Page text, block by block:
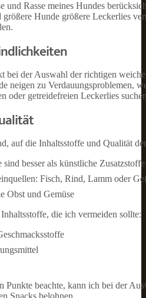
und Rasse meines Hundes
Hunde größere Leckerlies
bei der Auswahl der richtigen
neigen zu Verdauungsproblemen,
oder getreidefreien Leckerlies
auf die Inhaltsstoffe und Qualität
besser als künstliche Zusatzstoffe
Fisch, Rind, Lamm oder
Obst und Gemüse
die ich vermeiden sollte:
Punkte beachte, kann ich bei der
Snacks belohnen.